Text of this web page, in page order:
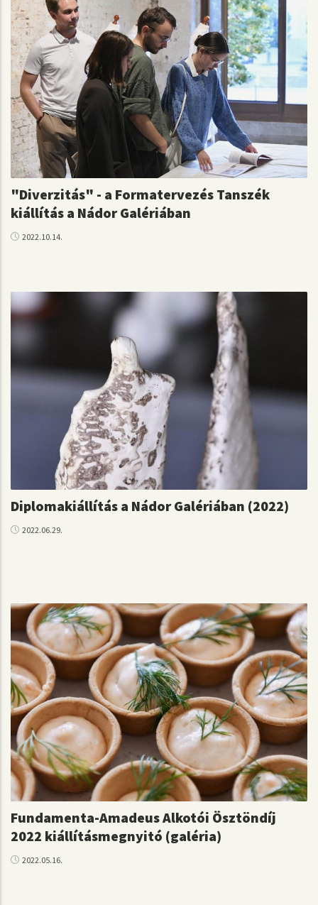
"Diverzitás" - a Formatervezés Tanszék
kiállítás a Nádor Galériában
2022.10.14.
Diplomakiállítás a Nádor Galériában (2022)
2022.06.29.
Fundamenta-Amadeus Alkotói Ösztöndíj
2022 kiállításmegnyitó (galéria)
2022.05.16.